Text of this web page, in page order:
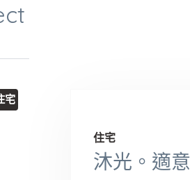
宅
住宅
沐光。適意